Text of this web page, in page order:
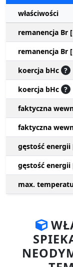
właściwości
remanencja Br
remanencja Br
koercja bHc ?
koercja bHc ?
faktyczna
faktyczna
gęstość
gęstość
max.